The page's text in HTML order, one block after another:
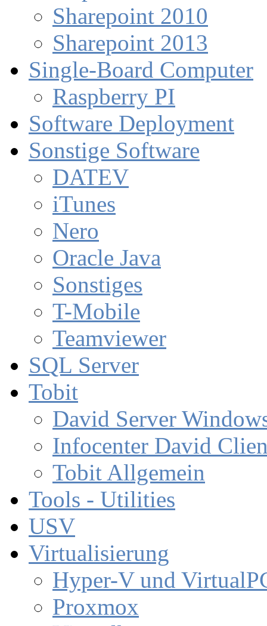
Sharepoint 2010
Sharepoint 2013
Single-Board Computer
Raspberry PI
Software Deployment
Sonstige Software
DATEV
iTunes
Nero
Oracle Java
Sonstiges
T-Mobile
Teamviewer
SQL Server
Tobit
David Server
Infocenter David
Tobit Allgemein
Tools - Utilities
USV
Virtualisierung
Hyper-V und
Proxmox